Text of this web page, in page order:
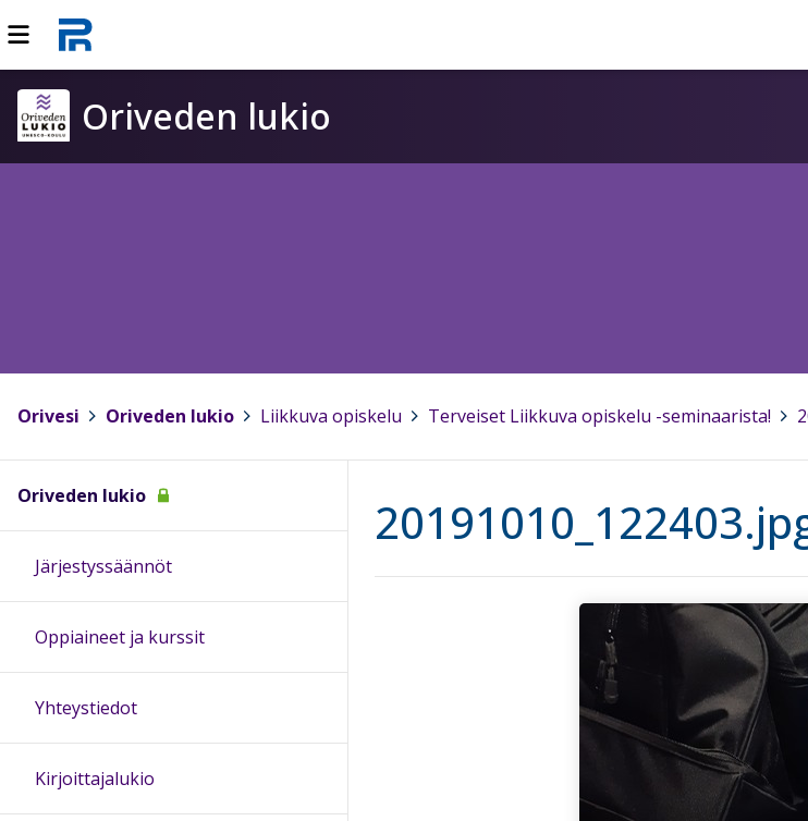
Oriveden lukio
Orivesi Oriveden lukio Liikkuva opiskelu Terveiset Liikkuva opiskelu -seminaarista!
Oriveden lukio
Järjestyssäännöt
Oppiaineet ja kurssit
Yhteystiedot
Kirjoittajalukio